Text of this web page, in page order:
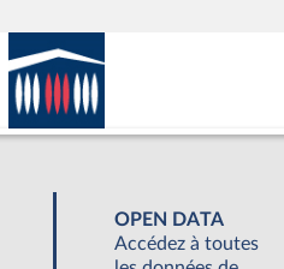
OPEN DATA
Accédez à toutes